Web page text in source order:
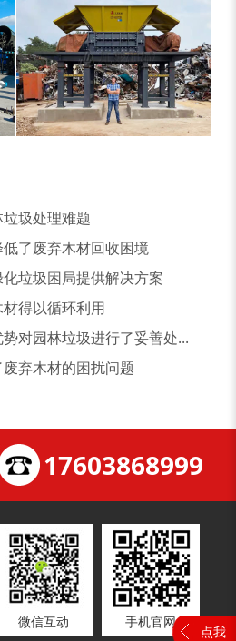
金属撕碎机
大件垃圾处理设备...
金属破碎机
圾处理难题
了废弃木材回收困境
垃圾困局提供解决方案
得以循环利用
对园林垃圾进行了妥善处...
弃木材的困扰问题
17603868999
微信互动 手机官网
点我